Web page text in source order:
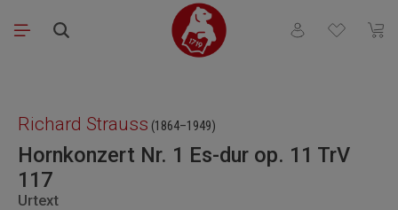
Skip to main content
You have 0
Richard Strauss (1864–1949)
Hornkonzert Nr. 1 Es-dur op. 11 TrV
117
Urtext